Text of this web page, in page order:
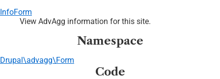
InfoForm
View AdvAgg information for this site.
Namespace
Drupal\advagg\Form
Code